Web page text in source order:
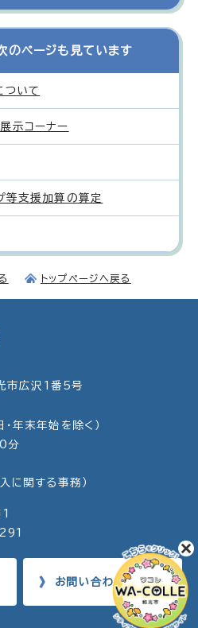
のページも見ています
ついて
示コーナー
等支援加算の算定
トップページへ戻る
広沢1番5号
年末年始を除く）
分
に関する事務）
お問い合わせ